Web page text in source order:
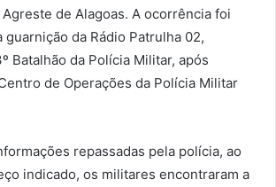
de Alagoas. A ocorrência foi
da Rádio Patrulha 02,
Batalhão da Polícia Militar, após
de Operações da Polícia Militar
repassadas pela polícia, ao
indicado, os militares encontraram a